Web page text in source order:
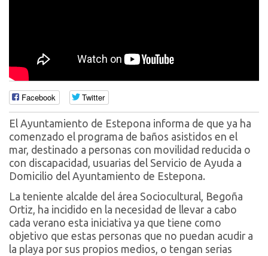
Facebook Twitter
El Ayuntamiento de Estepona informa de que ya ha
comenzado el programa de baños asistidos en el
mar, destinado a personas con movilidad reducida o
con discapacidad, usuarias del Servicio de Ayuda a
Domicilio del Ayuntamiento de Estepona.
La teniente alcalde del área Sociocultural, Begoña
Ortiz, ha incidido en la necesidad de llevar a cabo
cada verano esta iniciativa ya que tiene como
objetivo que estas personas que no puedan acudir a
la playa por sus propios medios, o tengan serias